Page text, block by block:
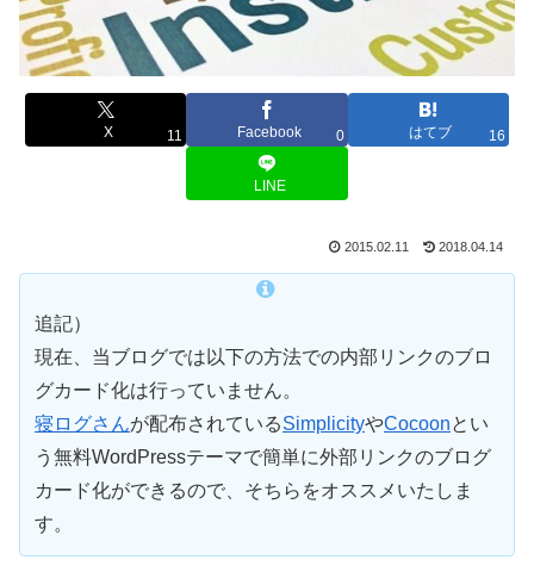
X 11 Facebook 0 はてブ 16
LINE
2015.02.11 2018.04.14
追記）
現在、当ブログでは以下の方法での内部リンクのブロ
グカード化は行っていません。
寝ログさんが配布されているSimplicityやCocoonとい
う無料WordPressテーマで簡単に外部リンクのブログ
カード化ができるので、そちらをオススメいたしま
す。